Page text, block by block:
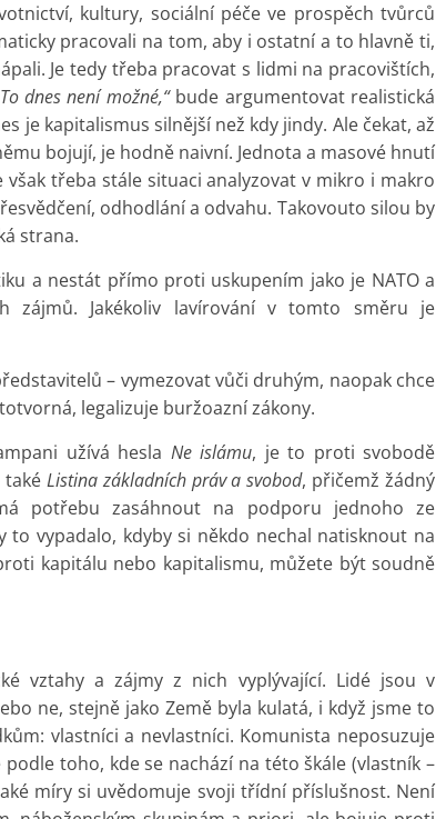
kultury, sociální péče ve prospěch tvůrců
pracovali na tom, aby i ostatní a to hlavně ti,
Je tedy třeba pracovat s lidmi na pracovištích,
dnes není možné,“bude argumentovat realistická
je kapitalismus silnější než kdy jindy. Ale čekat, až
bojují, je hodně naivní. Jednota a masové hnutí
třeba stále situaci analyzovat v mikro i makro
odhodlání a odvahu. Takovouto silou by
strana.
a nestát přímo proti uskupením jako je NATO a
zájmů. Jakékoliv lavírování v tomto směru je
– vymezovat vůči druhým, naopak chce
legalizuje buržoazní zákony.
užívá hesla Ne islámu, je to proti svobodě
také Listina základních práv a svobod, přičemž žádný
potřebu zasáhnout na podporu jednoho ze
to vypadalo, kdyby si někdo nechal natisknout na
kapitálu nebo kapitalismu, můžete být soudně
vztahy a zájmy z nich vyplývající. Lidé jsou v
ne, stejně jako Země byla kulatá, i když jsme to
vlastníci a nevlastníci. Komunista neposuzuje
toho, kde se nachází na této škále (vlastník –
míry si uvědomuje svoji třídní příslušnost. Není